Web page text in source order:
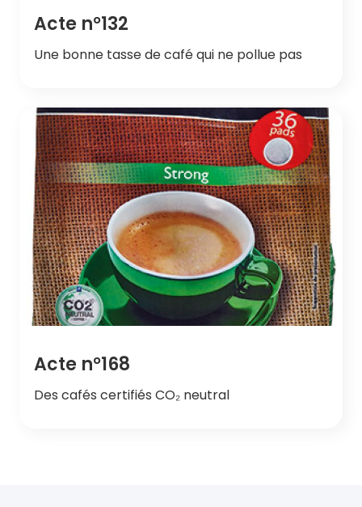
Acte n°132
Une bonne tasse de café qui ne pollue pas
Acte n°168
Des cafés certifiés CO₂ neutral